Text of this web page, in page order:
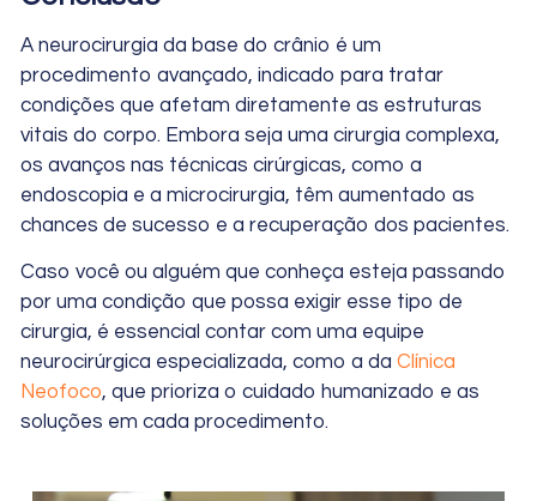
A neurocirurgia da base do crânio é um
procedimento avançado, indicado para tratar
condições que afetam diretamente as estruturas
vitais do corpo. Embora seja uma cirurgia complexa,
os avanços nas técnicas cirúrgicas, como a
endoscopia e a microcirurgia, têm aumentado as
chances de sucesso e a recuperação dos pacientes.
Caso você ou alguém que conheça esteja passando
por uma condição que possa exigir esse tipo de
cirurgia, é essencial contar com uma equipe
neurocirúrgica especializada, como a da Clínica
Neofoco, que prioriza o cuidado humanizado e as
soluções em cada procedimento.